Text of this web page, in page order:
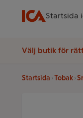
Startsida
Välj butik för
Startsida Tobak